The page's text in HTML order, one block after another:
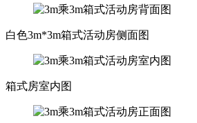
白色3m*3m箱式活动房侧面图
箱式房室内图